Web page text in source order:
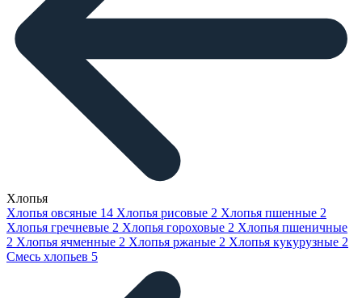
Хлопья
Хлопья овсяные 14 Хлопья рисовые 2 Хлопья пшенные 2
Хлопья гречневые 2 Хлопья гороховые 2 Хлопья пшеничные
2 Хлопья ячменные 2 Хлопья ржаные 2 Хлопья кукурузные 2
Смесь хлопьев 5